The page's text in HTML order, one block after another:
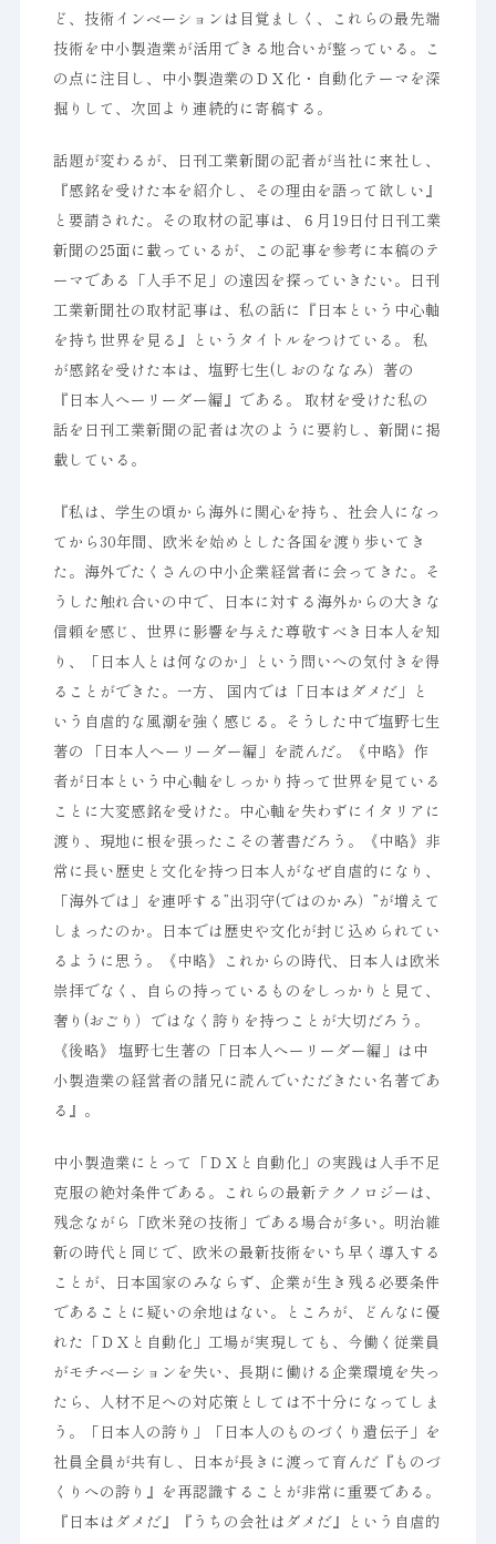
ど、技術インベーションは目覚ましく、これらの最先端
技術を中小製造業が活用できる地合いが整っている。こ
の点に注目し、中小製造業のＤＸ化・自動化テーマを深
掘りして、次回より連続的に寄稿する。
話題が変わるが、日刊工業新聞の記者が当社に来社し、
『感銘を受けた本を紹介し、その理由を語って欲しい』
と要請された。その取材の記事は、６月19日付日刊工業
新聞の25面に載っているが、この記事を参考に本稿のテ
ーマである「人手不足」の遠因を探っていきたい。日刊
工業新聞社の取材記事は、私の話に『日本という中心軸
を持ち世界を見る』というタイトルをつけている。 私
が感銘を受けた本は、塩野七生(しおのななみ）著の
『日本人へーリーダー編』である。 取材を受けた私の
話を日刊工業新聞の記者は次のように要約し、新聞に掲
載している。
『私は、学生の頃から海外に関心を持ち、社会人になっ
てから30年間、欧米を始めとした各国を渡り歩いてき
た。海外でたくさんの中小企業経営者に会ってきた。そ
うした触れ合いの中で、日本に対する海外からの大きな
信頼を感じ、世界に影響を与えた尊敬すべき日本人を知
り、「日本人とは何なのか」という問いへの気付きを得
ることができた。一方、 国内では「日本はダメだ」と
いう自虐的な風潮を強く感じる。そうした中で塩野七生
著の 「日本人へーリーダー編」を読んだ。《中略》作
者が日本という中心軸をしっかり持って世界を見ている
ことに大変感銘を受けた。中心軸を失わずにイタリアに
渡り、現地に根を張ったこその著書だろう。《中略》非
常に長い歴史と文化を持つ日本人がなぜ自虐的になり、
「海外では」を連呼する”出羽守(ではのかみ）”が増えて
しまったのか。日本では歴史や文化が封じ込められてい
るように思う。《中略》これからの時代、日本人は欧米
崇拝でなく、自らの持っているものをしっかりと見て、
奢り(おごり）ではなく誇りを持つことが大切だろう。
《後略》 塩野七生著の「日本人へーリーダー編」は中
小製造業の経営者の諸兄に読んでいただきたい名著であ
る』。
中小製造業にとって「ＤＸと自動化」の実践は人手不足
克服の絶対条件である。これらの最新テクノロジーは、
残念ながら「欧米発の技術」である場合が多い。明治維
新の時代と同じで、欧米の最新技術をいち早く導入する
ことが、日本国家のみならず、企業が生き残る必要条件
であることに疑いの余地はない。ところが、どんなに優
れた「ＤＸと自動化」工場が実現しても、今働く従業員
がモチベーションを失い、長期に働ける企業環境を失っ
たら、人材不足への対応策としては不十分になってしま
う。「日本人の誇り」「日本人のものづくり遺伝子」を
社員全員が共有し、日本が長きに渡って育んだ『ものづ
くりへの誇り』を再認識することが非常に重要である。
『日本はダメだ』『うちの会社はダメだ』という自虐的